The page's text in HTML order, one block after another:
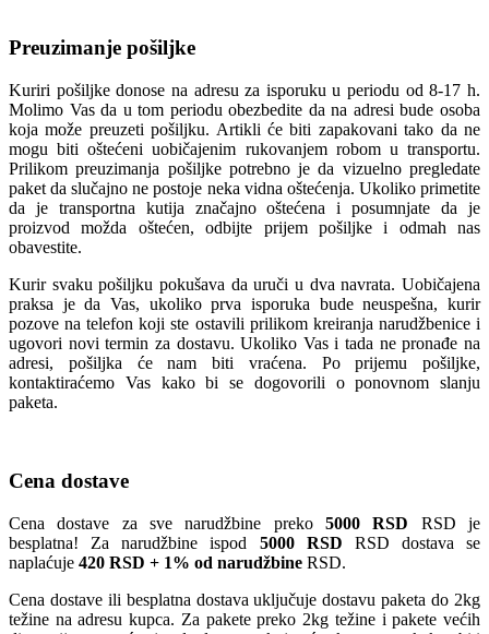
Preuzimanje pošiljke
Kuriri pošiljke donose na adresu za isporuku u periodu od 8-17 h.
Molimo Vas da u tom periodu obezbedite da na adresi bude osoba
koja može preuzeti pošiljku. Artikli će biti zapakovani tako da ne
mogu biti oštećeni uobičajenim rukovanjem robom u transportu.
Prilikom preuzimanja pošiljke potrebno je da vizuelno pregledate
paket da slučajno ne postoje neka vidna oštećenja. Ukoliko primetite
da je transportna kutija značajno oštećena i posumnjate da je
proizvod možda oštećen, odbijte prijem pošiljke i odmah nas
obavestite.
Kurir svaku pošiljku pokušava da uruči u dva navrata. Uobičajena
praksa je da Vas, ukoliko prva isporuka bude neuspešna, kurir
pozove na telefon koji ste ostavili prilikom kreiranja narudžbenice i
ugovori novi termin za dostavu. Ukoliko Vas i tada ne pronađe na
adresi, pošiljka će nam biti vraćena. Po prijemu pošiljke,
kontaktiraćemo Vas kako bi se dogovorili o ponovnom slanju
paketa.
Cena dostave
Cena dostave za sve narudžbine preko 5000 RSD RSD je
besplatna! Za narudžbine ispod 5000 RSD RSD dostava se
naplaćuje 420 RSD + 1% od narudžbine RSD.
Cena dostave ili besplatna dostava uključuje dostavu paketa do 2kg
težine na adresu kupca. Za pakete preko 2kg težine i pakete većih